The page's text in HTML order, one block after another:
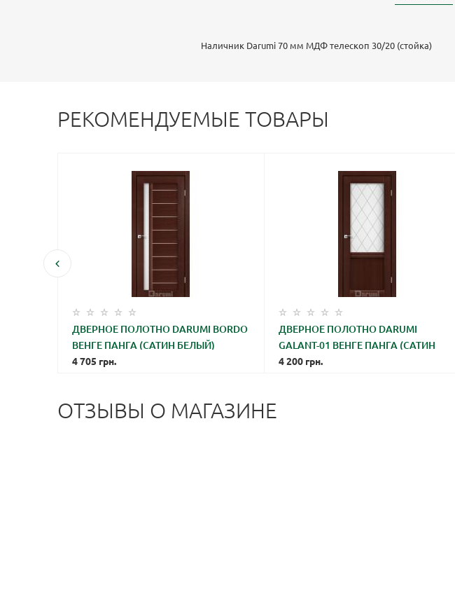
Наличник Darumi 70 мм МДФ телескоп 30/20 (стойка)
РЕКОМЕНДУЕМЫЕ ТОВАРЫ
ДВЕРНОЕ ПОЛОТНО DARUMI BORDO
ВЕНГЕ ПАНГА (САТИН БЕЛЫЙ)
4 705 грн.
ДВЕРНОЕ ПОЛОТНО DARUMI
GALANT-01 ВЕНГЕ ПАНГА (САТИН
БЕЛЫЙ)
4 200 грн.
ОТЗЫВЫ О МАГАЗИНЕ